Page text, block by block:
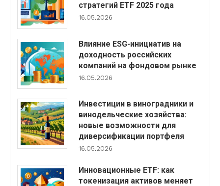
стратегий ETF 2025 года
16.05.2026
Влияние ESG-инициатив на
доходность российских
компаний на фондовом рынке
16.05.2026
Инвестиции в виноградники и
винодельческие хозяйства:
новые возможности для
диверсификации портфеля
16.05.2026
Инновационные ETF: как
токенизация активов меняет